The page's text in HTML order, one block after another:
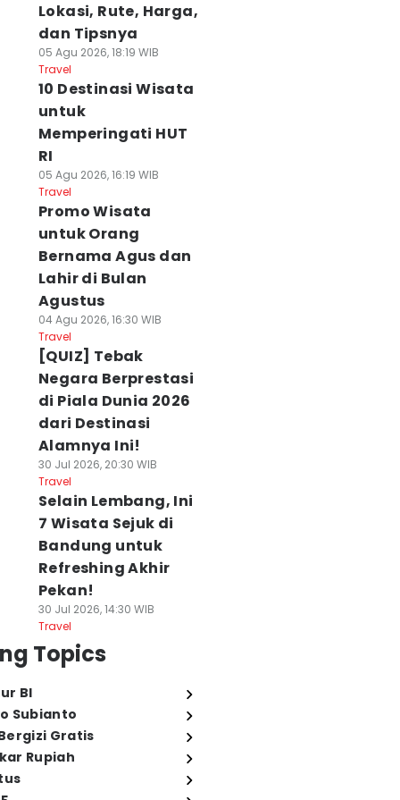
Lokasi, Rute, Harga,
dan Tipsnya
05 Agu 2026, 18:19 WIB
Travel
10 Destinasi Wisata
untuk
Memperingati HUT
RI
05 Agu 2026, 16:19 WIB
Travel
Promo Wisata
untuk Orang
Bernama Agus dan
Lahir di Bulan
Agustus
04 Agu 2026, 16:30 WIB
Travel
[QUIZ] Tebak
Negara Berprestasi
di Piala Dunia 2026
dari Destinasi
Alamnya Ini!
30 Jul 2026, 20:30 WIB
Travel
Selain Lembang, Ini
7 Wisata Sejuk di
Bandung untuk
Refreshing Akhir
Pekan!
30 Jul 2026, 14:30 WIB
Travel
Topics
BI
Subianto
Gratis
Rupiah